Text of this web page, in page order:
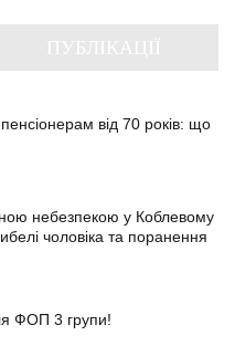
пенсіонерам від 70 років: що
небезпекою у Коблевому
чоловіка та поранення
ФОП 3 групи!